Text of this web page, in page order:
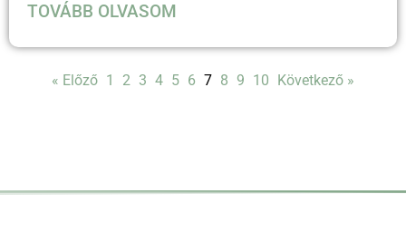
TOVÁBB OLVASOM
« Előző 1 2 3 4 5 6 7 8 9 10 Következő »